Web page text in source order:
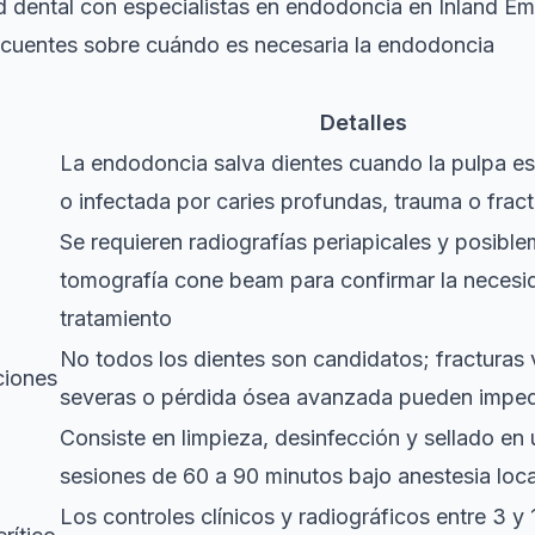
dental con especialistas en endodoncia en Inland
sobre cuándo es necesaria la endodoncia
Detalles
La endodoncia salva dientes cuando la pulpa
o infectada por caries profundas, trauma o
Se requieren radiografías periapicales y
tomografía cone beam para confirmar la
tratamiento
No todos los dientes son candidatos; fracturas
severas o pérdida ósea avanzada pueden
Consiste en limpieza, desinfección y sellado en
sesiones de 60 a 90 minutos bajo anestesia
Los controles clínicos y radiográficos entre 3 y